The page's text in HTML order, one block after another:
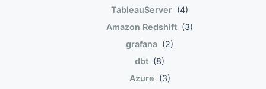
TableauServer (4)
Amazon Redshift (3)
grafana (2)
dbt (8)
Azure (3)